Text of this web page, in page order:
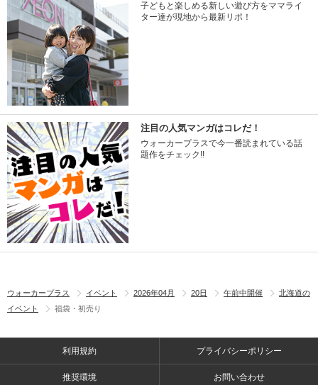
子どもと楽しめる新しい遊び方をママライ
ター達が現地から最新リポ！
注目の人気マンガはコレだ！
ウォーカープラスで今一番読まれている話
題作をチェック!!
ウォーカープラス イベント 2026年04月 20日 午前中開催
北海道の
イベント
福袋・初売り
利用規約 プライバシーポリシー
推奨環境 お問い合わせ